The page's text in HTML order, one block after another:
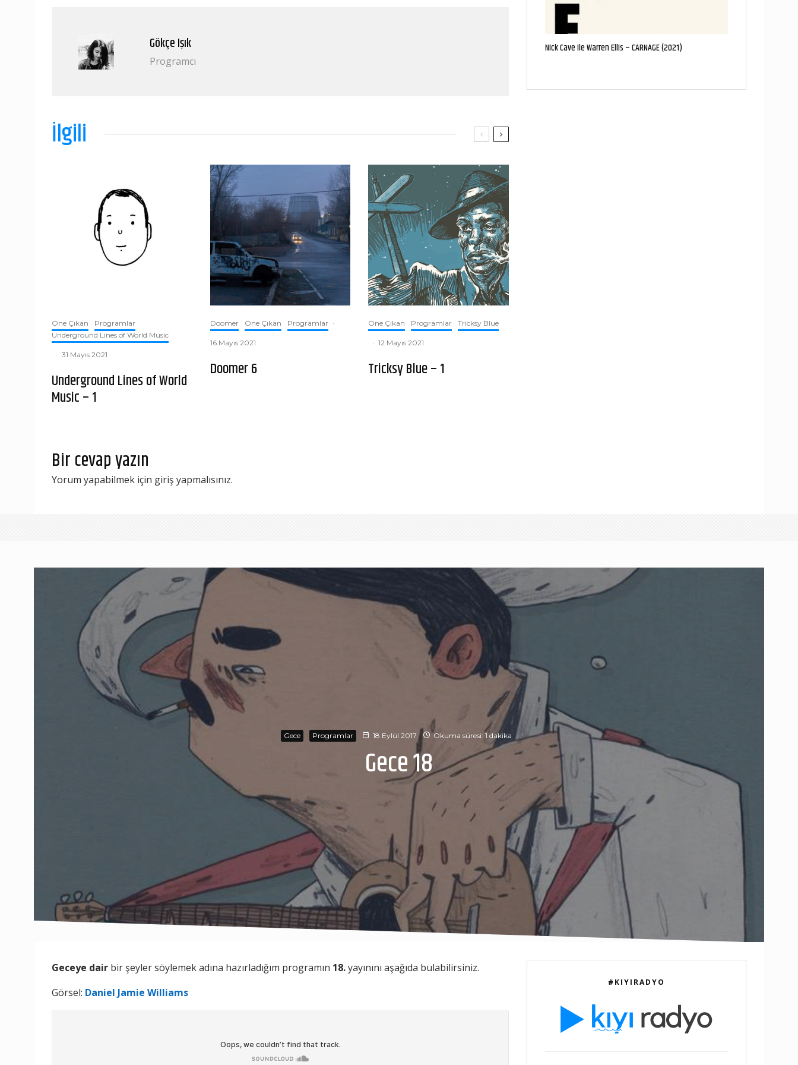
Gökçe Işık
Programcı
İlgili
Öne Çıkan
Programlar
Underground Lines of World Music
· 31 Mayıs 2021
Underground Lines of World
Music – 1
Doomer Öne Çıkan Programlar ·
16 Mayıs 2021
Doomer 6
Öne Çıkan Programlar Tricksy Blue
· 12 Mayıs 2021
Tricksy Blue – 1
Bir cevap yazın
Yorum yapabilmek için giriş yapmalısınız.
Nick Cave ile Warren Ellis – CARNAGE (2021)
Gece Programlar 18 Eylül 2017 Okuma süresi: 1 dakika
Gece 18
Geceye dair bir şeyler söylemek adına hazırladığım programın 18.yayınını aşağıda bulabilirsiniz.
Görsel: Daniel Jamie Williams
#KIYIRADYO